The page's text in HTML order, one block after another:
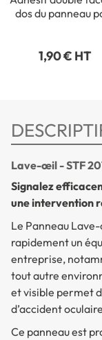
dos du panneau
1,90 € HT
Lave-œil - STF
Signalez
une intervention
Le Panneau
rapidement un
entreprise,
tout autre
et visible permet
d’accident
Ce panneau est